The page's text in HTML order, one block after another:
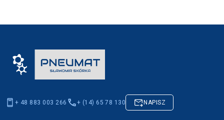
+ 48 883 003 266 + (14) 65 78 130 NAPISZ